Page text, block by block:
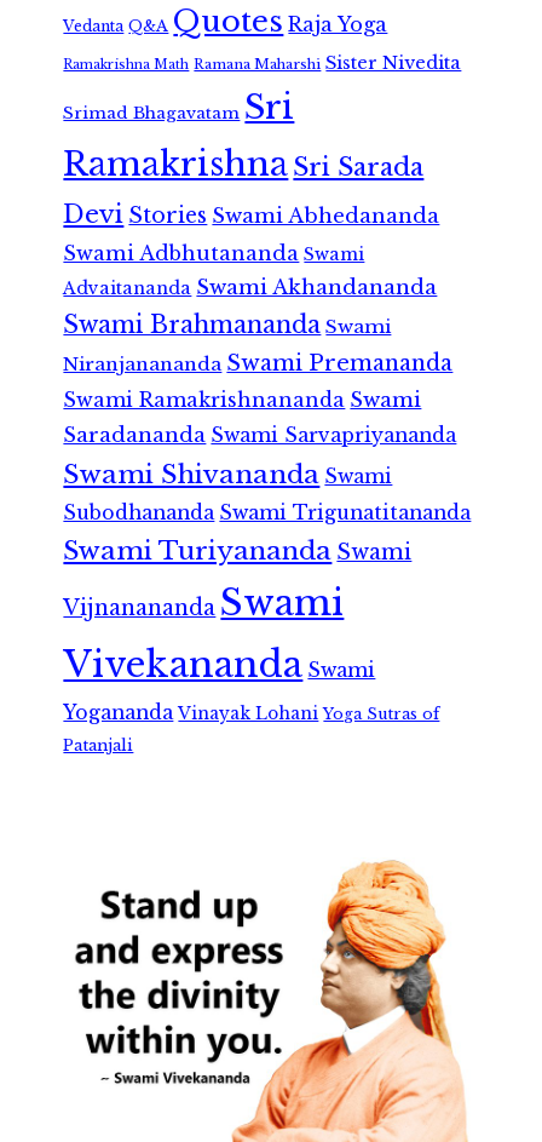
Vedanta Q&A Quotes Raja Yoga
Ramakrishna Math Ramana Maharshi Sister Nivedita
Srimad Bhagavatam Sri
RamakrishnaSri Sarada
Devi Stories Swami Abhedananda
Swami Adbhutananda Swami
Advaitananda Swami Akhandananda
Swami Brahmananda Swami
Niranjanananda Swami Premananda
Swami Ramakrishnananda Swami
Saradananda Swami Sarvapriyananda
Swami Shivananda Swami
Subodhananda Swami Trigunatitananda
Swami Turiyananda Swami
Vijnanananda Swami
Vivekananda Swami
Yogananda Vinayak Lohani Yoga Sutras of
Patanjali